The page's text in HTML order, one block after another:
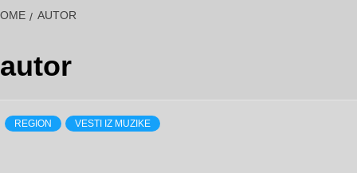
AUTOR
autor
REGION VESTI IZ MUZIKE